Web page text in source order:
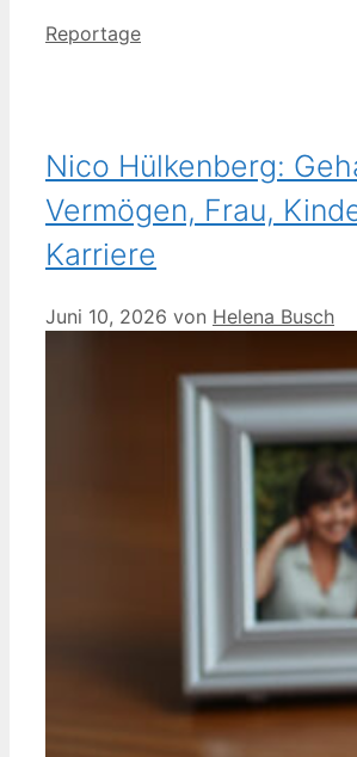
Kategorien
Reportage
Nico Hülkenberg:
Vermögen, Frau,
Karriere
Juni 10, 2026 von Helena Busch